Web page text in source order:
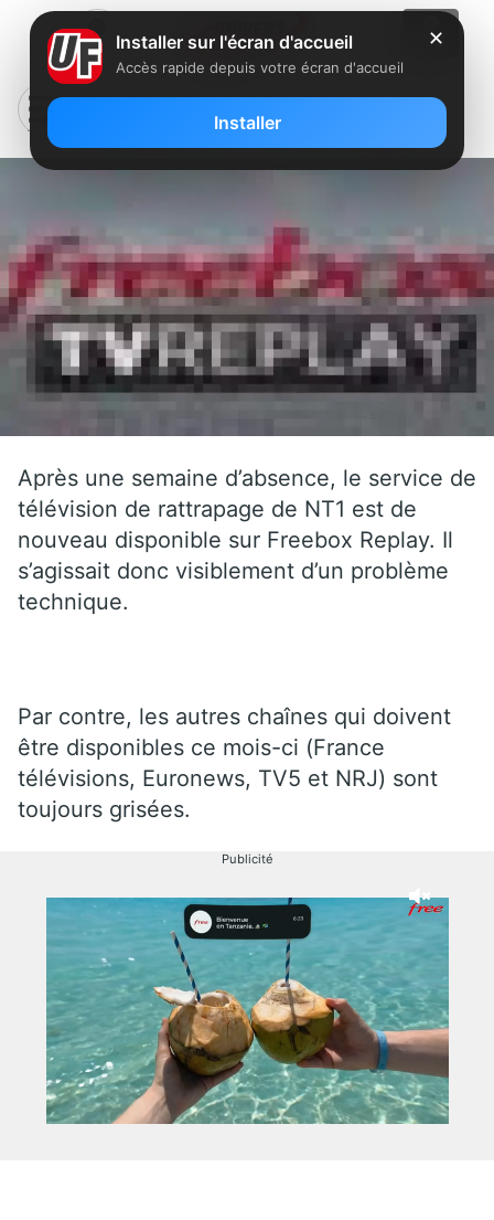
NT1 de retour sur Freebox Replay
Après une semaine d’absence, le service de
télévision de rattrapage de NT1 est de
nouveau disponible sur Freebox Replay. Il
s’agissait donc visiblement d’un problème
technique.
Par contre, les autres chaînes qui doivent
être disponibles ce mois-ci (France
télévisions, Euronews, TV5 et NRJ) sont
toujours grisées.
Publicité
✕
Installer sur l'écran d'accueil
Accès rapide depuis votre écran d'accueil
Installer